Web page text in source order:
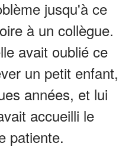
jusqu'à ce
à un collègue.
avait oublié ce
un petit enfant,
années, et lui
accueilli le
patiente.